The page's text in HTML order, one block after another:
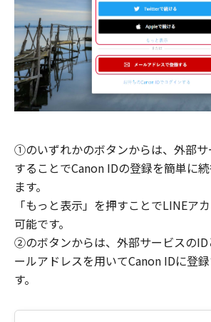
①のいずれかのボタンからは、外部
することでCanon IDの登録を簡単に
ます。
「もっと表示」を押すことでLINEア
可能です。
②のボタンからは、外部サービスのID
ールアドレスを用いてCanon IDに登
す。